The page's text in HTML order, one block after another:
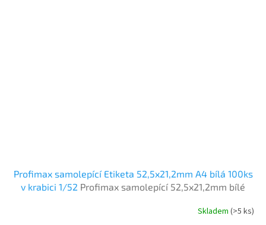
Profimax samolepící Etiketa 52,5x21,2mm A4 bílá 100ks
v krabici 1/52 Profimax samolepící 52,5x21,2mm bílé
Skladem (>5 ks)